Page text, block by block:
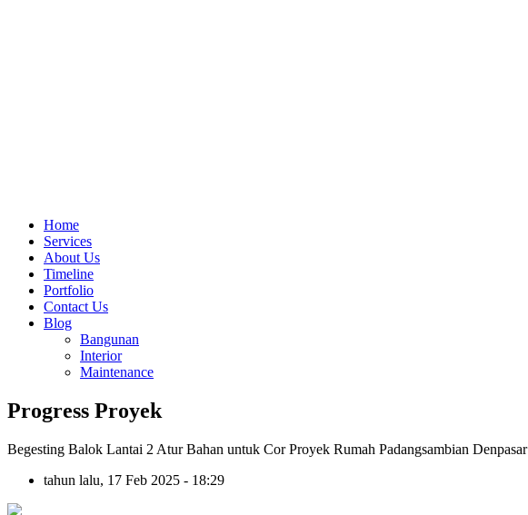
Home
Services
About Us
Timeline
Portfolio
Contact Us
Blog
Bangunan
Interior
Maintenance
Progress Proyek
Begesting Balok Lantai 2 Atur Bahan untuk Cor Proyek Rumah Padangsambian Denpasar
tahun lalu, 17 Feb 2025 - 18:29